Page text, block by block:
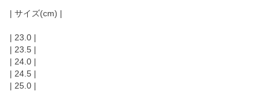
| サイズ(cm) |
| 23.0 |
| 23.5 |
| 24.0 |
| 24.5 |
| 25.0 |